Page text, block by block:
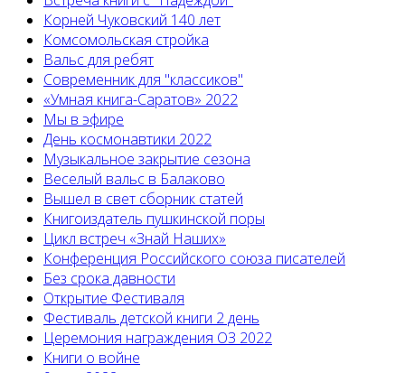
Корней Чуковский 140 лет
Комсомольская стройка
Вальс для ребят
Современник для "классиков"
«Умная книга-Саратов» 2022
Мы в эфире
День космонавтики 2022
Музыкальное закрытие сезона
Веселый вальс в Балаково
Вышел в свет сборник статей
Книгоиздатель пушкинской поры
Цикл встреч «Знай Наших»
Конференция Российского союза писателей
Без срока давности
Открытие Фестиваля
Фестиваль детской книги 2 день
Церемония награждения ОЗ 2022
Книги о войне